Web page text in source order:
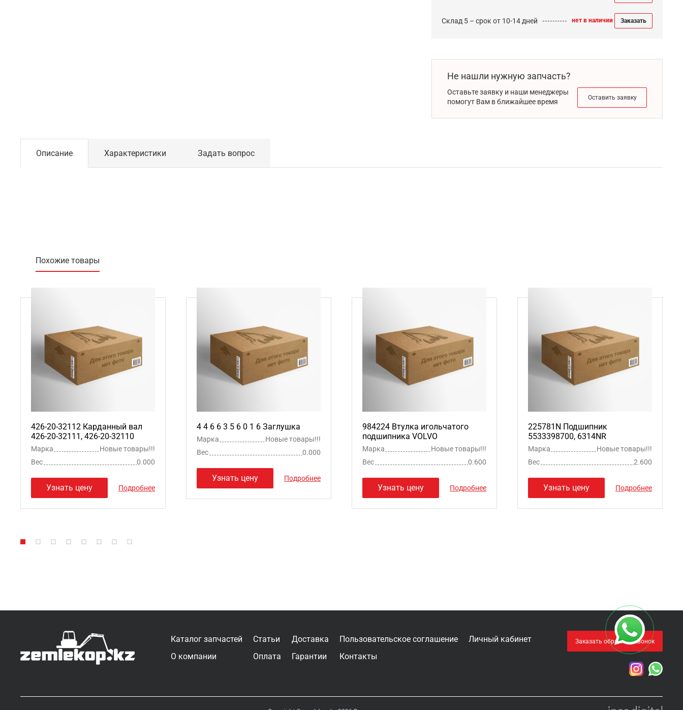
Склад 5 – срок от 10-14 дней нет в наличии Заказать
Не нашли нужную запчасть?
Оставьте заявку и наши менеджеры
помогут Вам в ближайшее время
Оставить заявку
Описание Характеристики Задать вопрос
Похожие товары
426-20-32112 Карданный вал
426-20-32111, 426-20-32110
Марка
Новые товары!!!
Вес
0.000
Узнать цену Подробнее
4 4 6 6 3 5 6 0 1 6 Заглушка
Марка
Новые товары!!!
Вес
0.000
Узнать цену Подробнее
984224 Втулка игольчатого
подшипника VOLVO
Марка
Новые товары!!!
Вес
0.600
Узнать цену Подробнее
225781N Подшипник
5533398700, 6314NR
Марка
Новые товары!!!
Вес
2.600
Узнать цену Подробнее
Каталог запчастей
О компании
Статьи
Оплата
Доставка
Гарантии
Пользовательское соглашение
Контакты
Личный кабинет Заказать обратный звонок